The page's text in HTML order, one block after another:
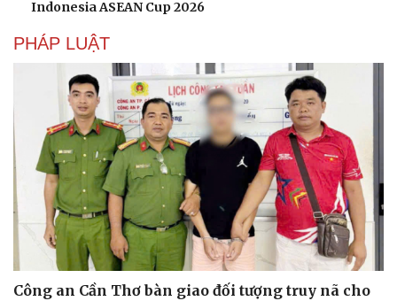
Indonesia ASEAN Cup 2026
PHÁP LUẬT
Công an Cần Thơ bàn giao đối tượng truy nã cho